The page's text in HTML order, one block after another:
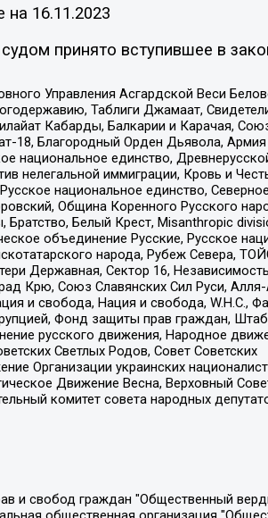
на 16.11.2023
принято вступившее в
Управления Асгардской Веси
Таблиги Джамаат,
Кабарды, Балкарии и Карачая,
18, Благородный Орден Дьявола, Армия
национальное единство,
нелегальной иммиграции, Кровь и
национальное единство,
Община Коренного Русского
Белый Крест, Misanthropic
объединение Русские, Русское
народа, Рубеж Севера,
Державная, Сектор 16,
Крю, Союз Славянских Сил Руси, Алля-
и свобода, Нация и свобода, W.H.С.,
Фонд защиты прав граждан,
русского движения, Народное
Светлых Родов, Совет Советских
Организации украинских
Движение Весна, Верховный
комитет совета народных
Дальневосточное общественное движение "Маяк", Санкт-Петербургская ЛГБТ-инициативная группа "Выход", Инициативная группа ЛГБТ+ "Реверс", Алексеев Андрей Викторович, Бекбулатова Таисия Львовна, Беляев Иван Михайлович, Владыкина Елена Сергеевна, Гельман Марат Александрович, Никульшина Вероника Юрьевна, Толоконникова Надежда Андреевна, Шендерович Виктор Анатольевич, Общество с ограниченной ответственностью "Данное сообщение", Общество с ограниченной ответственностью Издательский дом "Новая глава", Айнбиндер Александра Александровна, Московский комьюнити-центр для ЛГБТ+инициатив, Благотворительный фонд развития филантропии, Deutsche Welle (Германия, Kurt-Schumacher-Strasse 3, 53113 Bonn), Борзунова Мария Михайловна, Воробьев Виктор Викторович, Голубева Анна Львовна, Константинова Алла Михайловна, Малкова Ирина Владимировна, Мурадов Мурад Абдулгалимович, Осетинская Елизавета Николаевна, Понасенков Евгений Николаевич, Ганапольский Матвей Юрьевич, Киселев Евгений Алексеевич, Борухович Ирина Григорьевна, Дремин Иван Тимофеевич, Дубровский Дмитрий Викторович, Красноярская региональная общественная организация поддержки и развития альтернативных образовательных технологий и межкультурных коммуникаций "ИНТЕРРА", Маяковская Екатерина Алексеевна, Фейгин Марк Захарович, Филимонов Андрей Викторович, Дзугкоева Регина Николаевна, Доброхотов Роман Александрович, Дудь Юрий Александрович, Елкин Сергей Владимирович, Кругликов Кирилл Игоревич, Сабунаева Мария Леонидовна, Семенов Алексей Владимирович, Шаинян Карен Багратович, Шульман Екатерина Михайловна, Асафьев Артур Валерьевич, Вахштайн Виктор Семенович, Венедиктов Алексей Алексеевич, Лушникова Екатерина Евгеньевна, Волков Леонид Михайлович, Невзоров Александр Глебович, Пархоменко Сергей Борисович, Сироткин Ярослав Николаевич, Кара-Мурза Владимир Владимирович, Баранова Наталья Владимировна, Гозман Леонид Яковлевич, Кагарлицкий Борис Юльевич, Климарев Михаил Валерьевич, Милов Владимир Станиславович, Автономная некоммерческая организация Краснодарский центр современного искусства "Типография", Моргенштерн Алишер Тагирович, Соболь Любовь Эдуардовна, Общество с ограниченной ответственностью "ЛИЗА НОРМ", Каспаров Гарри Кимович, Ходорковский Михаил Борисович, Общество с ограниченной ответственностью "Апрельские тезисы", Данилович Ирина Брониславовна, Кашин Олег Владимирович, Петров Николай Владимирович, Пивоваров Алексей Владимирович, Соколов Михаил Владимирович, Цветкова